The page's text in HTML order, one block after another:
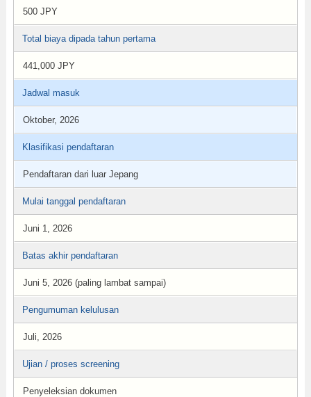
500 JPY
Total biaya dipada tahun pertama
441,000 JPY
Jadwal masuk
Oktober, 2026
Klasifikasi pendaftaran
Pendaftaran dari luar Jepang
Mulai tanggal pendaftaran
Juni 1, 2026
Batas akhir pendaftaran
Juni 5, 2026 (paling lambat sampai)
Pengumuman kelulusan
Juli, 2026
Ujian / proses screening
Penyeleksian dokumen